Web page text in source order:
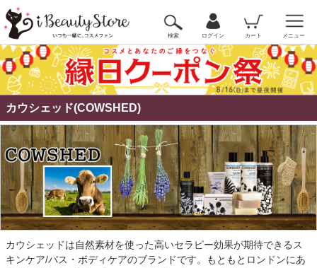
検索 ログイン カート メニュー
カウシェッド(COWSHED)
カウシェッドは自然素材を使った高いセラピー効果が期待できるス
キンケア/バス・ボディケアのブランドです。もともとロンドンにあ